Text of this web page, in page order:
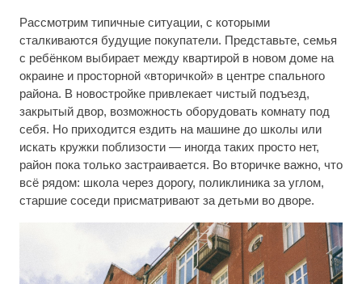
Рассмотрим типичные ситуации, с которыми
сталкиваются будущие покупатели. Представьте, семья
с ребёнком выбирает между квартирой в новом доме на
окраине и просторной «вторичкой» в центре спального
района. В новостройке привлекает чистый подъезд,
закрытый двор, возможность оборудовать комнату под
себя. Но приходится ездить на машине до школы или
искать кружки поблизости — иногда таких просто нет,
район пока только застраивается. Во вторичке важно, что
всё рядом: школа через дорогу, поликлиника за углом,
старшие соседи присматривают за детьми во дворе.